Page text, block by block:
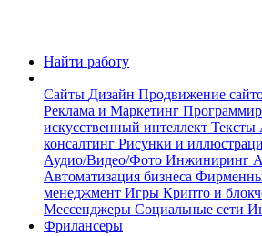
Найти работу
Сайты Дизайн Продвижение
Реклама и Маркетинг
искусственный интеллект Тексты
консалтинг Рисунки и
Аудио/Видео/Фото Инжиниринг
Автоматизация бизнеса
менеджмент Игры Крипто и
Мессенджеры Социальные сети
Фрилансеры